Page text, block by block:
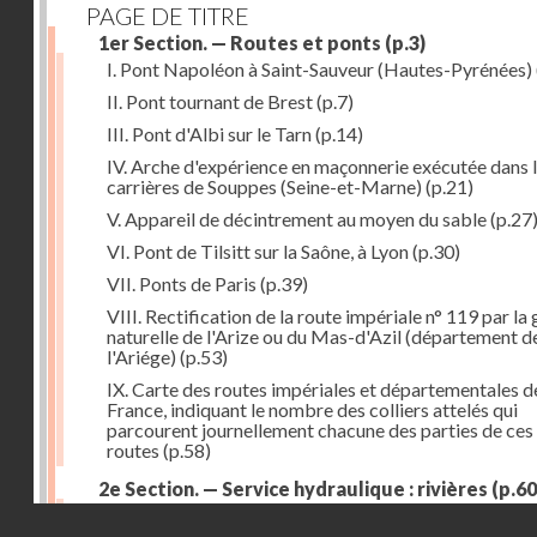
PAGE DE TITRE
1er Section. — Routes et ponts (p.3)
I. Pont Napoléon à Saint-Sauveur (Hautes-Pyrénées)
II. Pont tournant de Brest(p.7)
III. Pont d'Albi sur le Tarn(p.14)
IV. Arche d'expérience en maçonnerie exécutée dans
carrières de Souppes (Seine-et-Marne) (p.21)
V. Appareil de décintrement au moyen du sable(p.27)
VI. Pont de Tilsitt sur la Saône, à Lyon(p.30)
VII. Ponts de Paris (p.39)
VIII. Rectification de la route impériale n° 119 par la
naturelle de l'Arize ou du Mas-d'Azil (département
l'Ariége) (p.53)
IX. Carte des routes impériales et départementales
France, indiquant le nombre des colliers attelés qui
parcourent journellement chacune des parties de ces
routes (p.58)
2e Section. — Service hydraulique : rivières